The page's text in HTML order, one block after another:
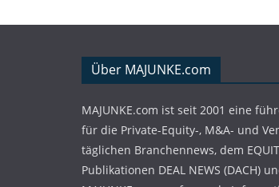
Über MAJUNKE.com
MAJUNKE.com ist seit 2001 eine
für die Private-Equity-, M&A- und
täglichen Branchennews, dem
Publikationen DEAL NEWS (DACH)